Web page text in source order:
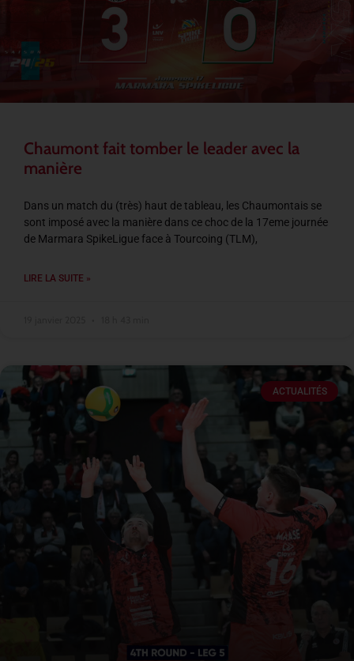
Chaumont fait tomber le leader avec la
manière
Dans un match du (très) haut de tableau, les Chaumontais se
sont imposé avec la manière dans ce choc de la 17eme journée
de Marmara SpikeLigue face à Tourcoing (TLM),
LIRE LA SUITE »
ACTUALITÉS